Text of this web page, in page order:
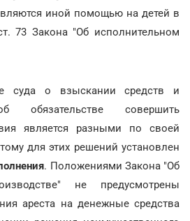
иной помощью на детей в
73 Закона "Об исполнительном
суда о взыскании средств и
совершить
является разными по своей
для этих решений установлен
. Положениями Закона "Об
не предусмотрены
ареста на денежные средства